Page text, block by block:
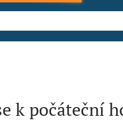
k počáteční